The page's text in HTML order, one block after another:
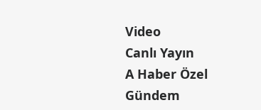
Video
Canlı Yayın
A Haber Özel
Gündem